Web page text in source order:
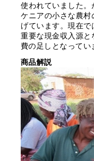
使われていました
ケニアの小さな農
げています。現在
重要な現金収入源
費の足しとなってい
商品解説